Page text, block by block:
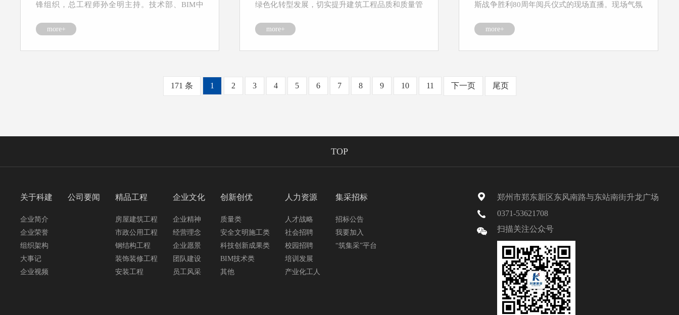
锋组织，总工程师孙全明主持。技术部、BIM中
more+
绿色化转型发展，切实提升建筑工程品质和质量管
more+
斯战争胜利80周年阅兵仪式的现场直播。现场气氛
more+
171 条 1 2 3 4 5 6 7 8 9 10 11 下一页 尾页
TOP
关于科建
企业简介
企业荣誉
组织架构
大事记
企业视频
公司要闻 精品工程
房屋建筑工程
市政公用工程
钢结构工程
装饰装修工程
安装工程
企业文化
企业精神
经营理念
企业愿景
团队建设
员工风采
创新创优
质量类
安全文明施工类
科技创新成果类
BIM技术类
其他
人力资源
人才战略
社会招聘
校园招聘
培训发展
产业化工人
集采招标
招标公告
我要加入
“筑集采”平台
郑州市郑东新区东风南路与东站南街升龙广场
0371-53621708
扫描关注公众号